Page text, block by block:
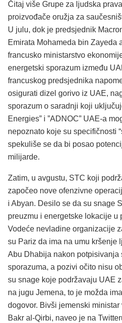
Čitaj više Grupe za ljudska
proizvođače oružja za
U julu, dok je predsjednik
Emirata Mohameda bin Zayeda
francusko ministarstvo
energetski sporazum između
francuskog predsjednika
osigurati dizel gorivo iz UAE,
sporazum o saradnji koji
Energies” i ”ADNOC” UAE-a
nepoznato koje su specifičnosti
spekuliše se da bi posao
milijarde.
Zatim, u avgustu, STC koji
započeo nove ofenzivne
i Abyan. Desilo se da su snage
preuzmu i energetske lokacije u
Vodeće nevladine organizacije
su Pariz da ima na umu kršenje
Abu Dhabija nakon potpisivanja
sporazuma, a pozivi očito nisu
su snage koje podržavaju UAE
na jugu Jemena, to je možda
dogovor. Bivši jemenski
Bakr al-Qirbi, naveo je na